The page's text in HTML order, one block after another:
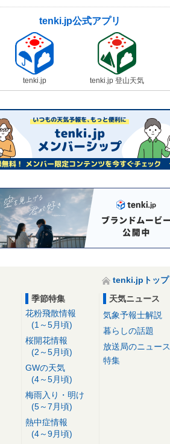
tenki.jp公式アプリ
tenki.jp tenki.jp 登山天気
tenki.jpトップ
季節特集
花粉飛散情報
(1～5月頃)
桜開花情報
(2～5月頃)
GWの天気
(4～5月頃)
梅雨入り・明け
(5～7月頃)
熱中症情報
(4～9月頃)
天気ニュース
気象予報士解説
暮らしの話題
放送局のニュース
特集